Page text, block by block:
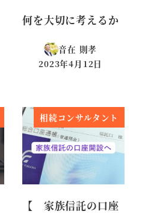
何を大切に考えるか
音在 則孝
投稿日
2023年4月12日
相続コンサルタント
【 家族信託の口座